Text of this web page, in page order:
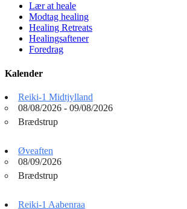
Lær at heale
Modtag healing
Healing Retreats
Healingsaftener
Foredrag
Kalender
Reiki-1 Midtjylland
08/08/2026 - 09/08/2026
Brædstrup
Øveaften
08/09/2026
Brædstrup
Reiki-1 Aabenraa